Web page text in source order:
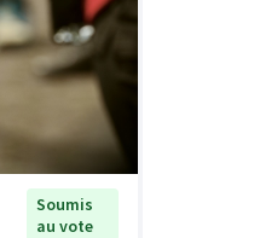
Soumis
au vote